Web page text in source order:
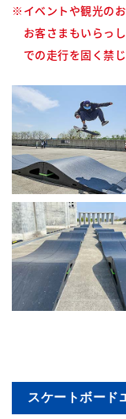
イベントや観光の
お客さまもいらっし
での走行を固く禁じ
スケートボード